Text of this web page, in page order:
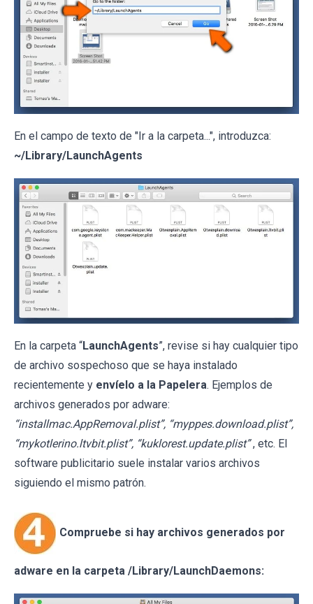
En el campo de texto de "Ir a la carpeta...", introduzca:
~/Library/LaunchAgents
En la carpeta “LaunchAgents”, revise si hay cualquier tipo
de archivo sospechoso que se haya instalado
recientemente y envíelo a la Papelera. Ejemplos de
archivos generados por adware:
“installmac.AppRemoval.plist”, “myppes.download.plist”,
“mykotlerino.ltvbit.plist”, “kuklorest.update.plist” , etc. El
software publicitario suele instalar varios archivos
siguiendo el mismo patrón.
Compruebe si hay archivos generados por
adware en la carpeta /Library/LaunchDaemons: